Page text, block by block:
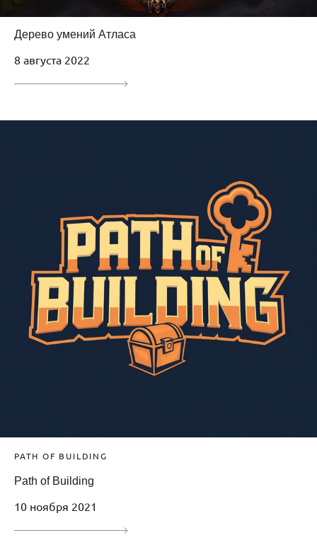
Дерево умений Атласа
8 августа 2022
PATH OF BUILDING
Path of Building
10 ноября 2021